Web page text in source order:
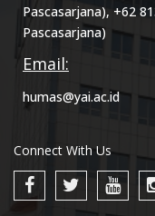
Pascasarjana), +62
Pascasarjana)
Email:
humas@yai.ac.id
Connect With Us